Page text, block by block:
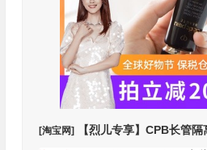
[淘宝网]【烈儿专享】CPB长管隔